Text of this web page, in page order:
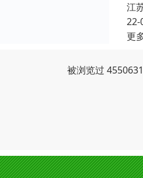
江
22-
更
被浏览过